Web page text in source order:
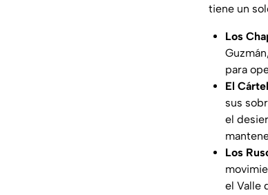
tiene un
Los
para
El
sus
el
Los
el Valle